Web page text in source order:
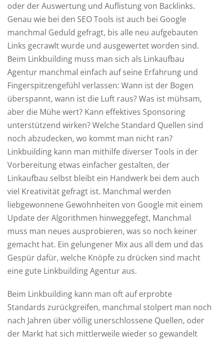
oder der Auswertung und Auflistung von Backlinks.
Genau wie bei den SEO Tools ist auch bei Google
manchmal Geduld gefragt, bis alle neu aufgebauten
Links gecrawlt wurde und ausgewertet worden sind.
Beim Linkbuilding muss man sich als Linkaufbau
Agentur manchmal einfach auf seine Erfahrung und
Fingerspitzengefühl verlassen: Wann ist der Bogen
überspannt, wann ist die Luft raus? Was ist mühsam,
aber die Mühe wert? Kann effektives Sponsoring
unterstützend wirken? Welche Standard Quellen sind
noch abzudecken, wo kommt man nicht ran?
Linkbuilding kann man mithilfe diverser Tools in der
Vorbereitung etwas einfacher gestalten, der
Linkaufbau selbst bleibt ein Handwerk bei dem auch
viel Kreativität gefragt ist. Manchmal werden
liebgewonnene Gewohnheiten von Google mit einem
Update der Algorithmen hinweggefegt, Manchmal
muss man neues ausprobieren, was so noch keiner
gemacht hat. Ein gelungener Mix aus all dem und das
Gespür dafür, welche Knöpfe zu drücken sind macht
eine gute Linkbuilding Agentur aus.
Beim Linkbuilding kann man oft auf erprobte
Standards zurückgreifen, manchmal stolpert man noch
nach Jahren über völlig unerschlossene Quellen, oder
der Markt hat sich mittlerweile wieder so gewandelt